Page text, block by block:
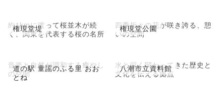
権現堂堤
約1kmに渡って桜並木が続
く、関東を代表する桜の名所
権現堂公園
四季折々の花が咲き誇る、憩
いの空間
道の駅 童謡のふる里 おお
とね
音楽と自然が調和する癒やし
の空間
八潮市立資料館
水と深く関わってきた歴史と
文化を伝える拠点